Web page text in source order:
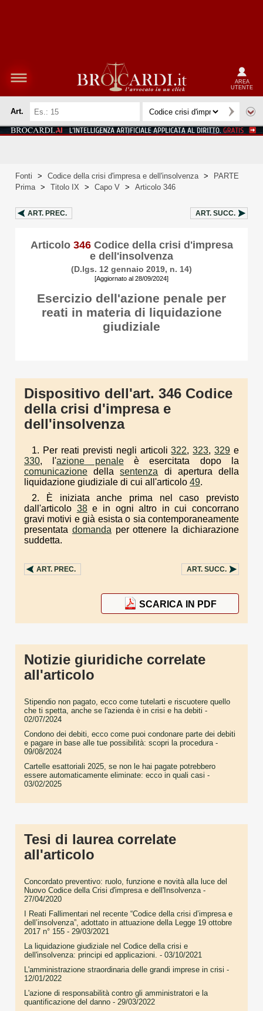
AREA
UTENTE
Art.
Fonti > Codice della crisi d'impresa e dell'insolvenza >
PARTE
Prima > Titolo IX > Capo V > Articolo 346
ART. PREC. ART. SUCC.
Articolo 346Codice della crisi d'impresa
e dell'insolvenza
(D.lgs. 12 gennaio 2019, n. 14)
[Aggiornato al 28/09/2024]
Esercizio dell'azione penale per
reati in materia di liquidazione
giudiziale
Dispositivo dell'art. 346 Codice
della crisi d'impresa e
dell'insolvenza
1. Per reati previsti negli articoli322,323,329 e
330, l'azione penaleè esercitata dopo la
comunicazione dellasentenza di apertura della
liquidazione giudiziale di cui all'articolo 49.
2. È iniziata anche prima nel caso previsto
dall'articolo 38e in ogni altro in cui concorrano
gravi motivi e già esista o sia contemporaneamente
presentata domanda per ottenere la dichiarazione
suddetta.
ART. PREC. ART. SUCC.
SCARICA IN PDF
Notizie giuridiche correlate
all'articolo
Stipendio non pagato, ecco come tutelarti e riscuotere quello
che ti spetta, anche se l'azienda è in crisi e ha debiti -
02/07/2024
Condono dei debiti, ecco come puoi condonare parte dei debiti
e pagare in base alle tue possibilità: scopri la procedura -
09/08/2024
Cartelle esattoriali 2025, se non le hai pagate potrebbero
essere automaticamente eliminate: ecco in quali casi -
03/02/2025
Tesi di laurea correlate
all'articolo
Concordato preventivo: ruolo, funzione e novità alla luce del
Nuovo Codice della Crisi d'impresa e dell'Insolvenza -
27/04/2020
I Reati Fallimentari nel recente “Codice della crisi d’impresa e
dell’insolvenza”, adottato in attuazione della Legge 19 ottobre
2017 n° 155 - 29/03/2021
La liquidazione giudiziale nel Codice della crisi e
dell'insolvenza: principi ed applicazioni. - 03/10/2021
L'amministrazione straordinaria delle grandi imprese in crisi -
12/01/2022
L'azione di responsabilità contro gli amministratori e la
quantificazione del danno - 29/03/2022